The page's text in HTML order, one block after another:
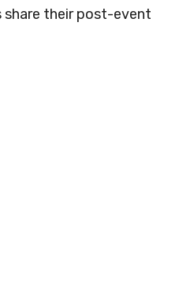
share their post-event